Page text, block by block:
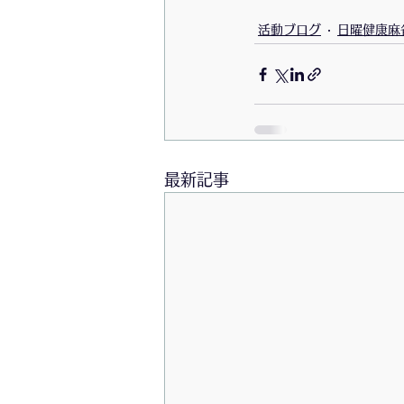
活動ブログ 日曜健康麻
最新記事